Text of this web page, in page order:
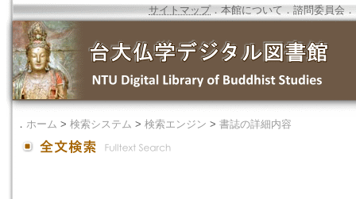
サイトマップ．本館について ． 諮問委員会 ．
． ホーム > 検索システム > 検索エンジン > 書誌の詳細内容